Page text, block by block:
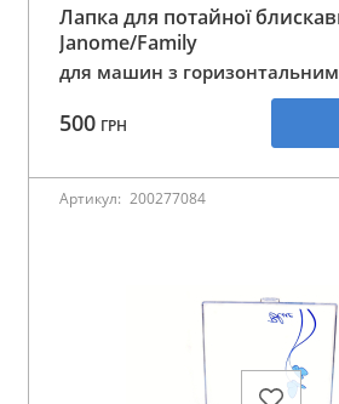
Лапка для потайної
Janome/Family
для машин з
500 ГРН
Артикул: 200277084